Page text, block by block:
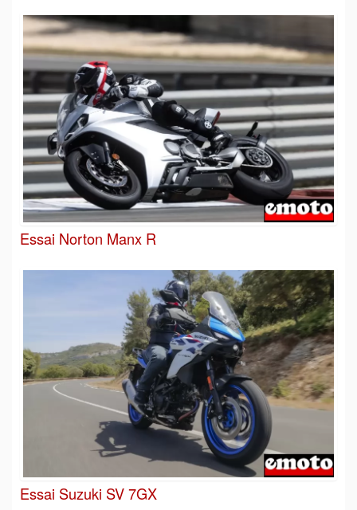
Essai Norton Manx R
Essai Suzuki SV 7GX